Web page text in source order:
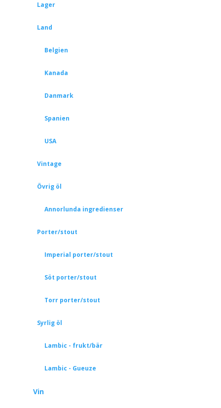
Lager
Land
Belgien
Kanada
Danmark
Spanien
USA
Vintage
Övrig öl
Annorlunda ingredienser
Porter/stout
Imperial porter/stout
Söt porter/stout
Torr porter/stout
Syrlig öl
Lambic - frukt/bär
Lambic - Gueuze
Vin